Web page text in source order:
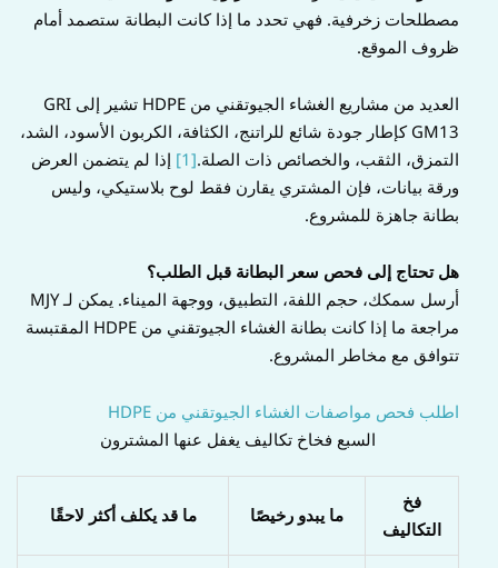
مصطلحات زخرفية. فهي تحدد ما إذا كانت البطانة ستصمد أمام
ظروف الموقع.
العديد من مشاريع الغشاء الجيوتقني من HDPE تشير إلى GRI
GM13 كإطار جودة شائع للراتنج، الكثافة، الكربون الأسود، الشد،
التمزق، الثقب، والخصائص ذات الصلة.[1]
إذا لم يتضمن العرض
ورقة بيانات، فإن المشتري يقارن فقط لوح بلاستيكي، وليس
بطانة جاهزة للمشروع.
هل تحتاج إلى فحص سعر البطانة قبل الطلب؟
أرسل سمكك، حجم اللفة، التطبيق، ووجهة الميناء. يمكن لـ MJY
مراجعة ما إذا كانت بطانة الغشاء الجيوتقني من HDPE المقتبسة
تتوافق مع مخاطر المشروع.
اطلب فحص مواصفات الغشاء الجيوتقني من HDPE
السبع فخاخ تكاليف يغفل عنها المشترون
فخ
التكاليف
ما يبدو رخيصًا ما قد يكلف أكثر لاحقًا